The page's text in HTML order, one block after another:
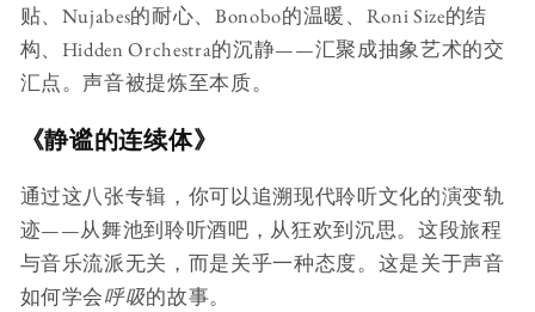
贴、Nujabes的耐心、Bonobo的温暖、Roni Size的结
构、Hidden Orchestra的沉静——汇聚成抽象艺术的交
汇点。声音被提炼至本质。
《静谧的连续体》
通过这八张专辑，你可以追溯现代聆听文化的演变轨
迹——从舞池到聆听酒吧，从狂欢到沉思。这段旅程
与音乐流派无关，而是关乎一种态度。这是关于声音
如何学会呼吸的故事。